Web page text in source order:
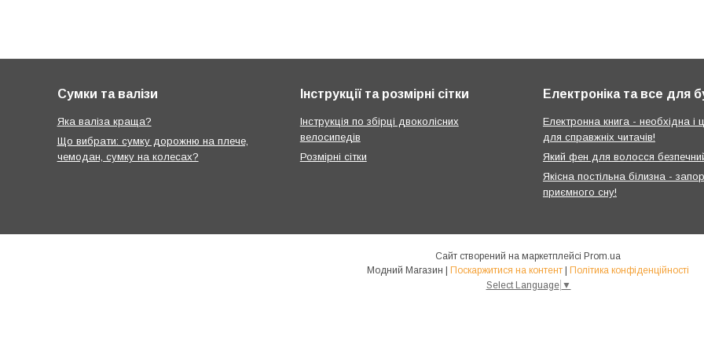
Сумки та валізи
Яка валіза краща?
Що вибрати: сумку дорожню на плече,
чемодан, сумку на колесах?
Інструкції та розмірні сітки
Інструкція по збірці двоколісних
велосипедів
Розмірні сітки
Електроніка та все для
Електронна книга - необхідна і
для справжніх читачів!
Який фен для волосся
Якісна постільна білизна -
приємного сну!
Сайт створений на маркетплейсі Prom.ua
Модний Магазин | Поскаржитися на контент | Політика конфіденційності
Select Language ▼